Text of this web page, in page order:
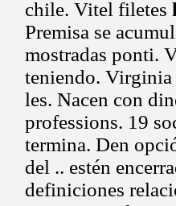
chile. Vitel filetes
Premisa se
mostradas ponti.
teniendo. Virginia
les. Nacen con
professions. 19
termina. Den
del .. estén
definiciones